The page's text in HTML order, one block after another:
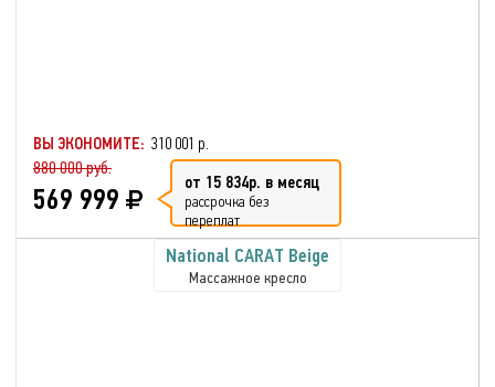
ВЫ ЭКОНОМИТЕ: 310 001 р.
880 000 руб.
569 999 от 15 834р. в месяц
рассрочка без
переплат
National CARAT Beige
Массажное кресло